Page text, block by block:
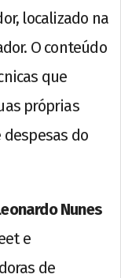
localizado na
O conteúdo
que
próprias
despesas do
Nunes
e
de